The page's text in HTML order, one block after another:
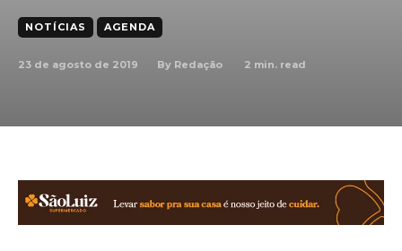
NOTÍCIAS AGENDA
23 de agosto de 2019 By Redação 2 min. read